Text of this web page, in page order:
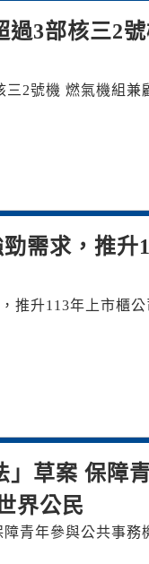
過3部核三2
三2號機 燃氣機組兼
需求，推升
推升113年上市櫃
」草案 保障
界公民
青年參與公共事